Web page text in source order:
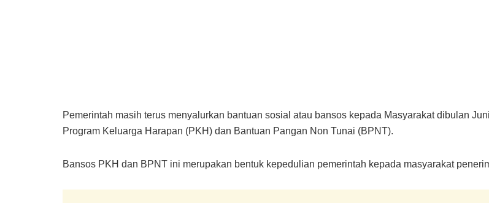
Pemerintah masih terus menyalurkan bantuan sosial atau bansos kepada Masyarakat dibulan
Program Keluarga Harapan (PKH) dan Bantuan Pangan Non Tunai (BPNT).
Bansos PKH dan BPNT ini merupakan bentuk kepedulian pemerintah kepada masyarakat